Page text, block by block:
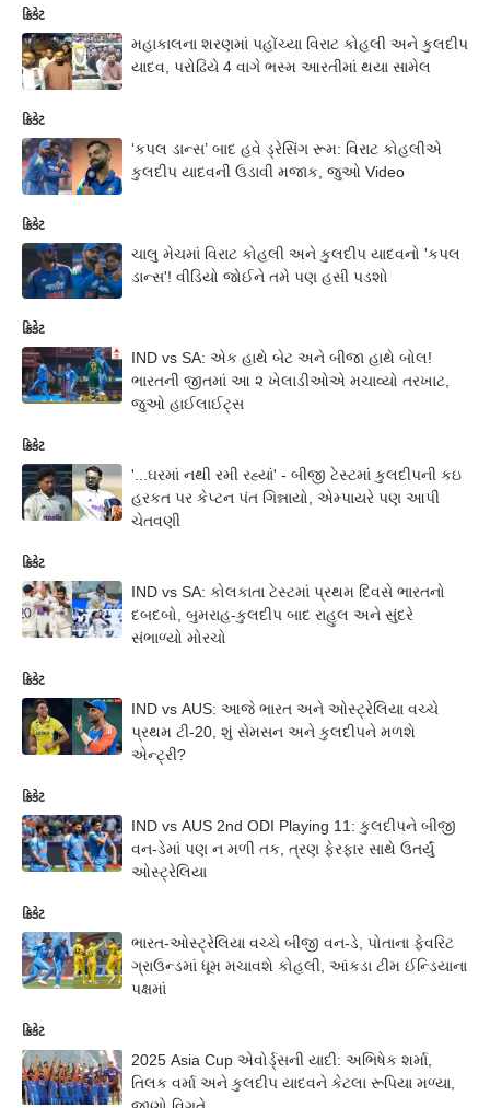
ક્રિકેટ
મહાકાલના શરણમાં પહોંચ્યા વિરાટ કોહલી અને કુલદીપ
યાદવ, પરોઢિયે 4 વાગે ભસ્મ આરતીમાં થયા સામેલ
ક્રિકેટ
‘કપલ ડાન્સ’ બાદ હવે ડ્રેસિંગ રૂમ: વિરાટ કોહલીએ
કુલદીપ યાદવની ઉડાવી મજાક, જુઓ Video
ક્રિકેટ
ચાલુ મેચમાં વિરાટ કોહલી અને કુલદીપ યાદવનો 'કપલ
ડાન્સ'! વીડિયો જોઈને તમે પણ હસી પડશો
ક્રિકેટ
IND vs SA: એક હાથે બેટ અને બીજા હાથે બોલ!
ભારતની જીતમાં આ ૨ ખેલાડીઓએ મચાવ્યો તરખાટ,
જુઓ હાઈલાઈટ્સ
ક્રિકેટ
'...ઘરમાં નથી રમી રહ્યાં' - બીજી ટેસ્ટમાં કુલદીપની કઇ
હરકત પર કેપ્ટન પંત ગિન્નાયો, એમ્પાયરે પણ આપી
ચેતવણી
ક્રિકેટ
IND vs SA: કોલકાતા ટેસ્ટમાં પ્રથમ દિવસે ભારતનો
દબદબો, બુમરાહ-કુલદીપ બાદ રાહુલ અને સુંદરે
સંભાળ્યો મોરચો
ક્રિકેટ
IND vs AUS: આજે ભારત અને ઓસ્ટ્રેલિયા વચ્ચે
પ્રથમ ટી-20, શું સેમસન અને કુલદીપને મળશે
એન્ટ્રી?
ક્રિકેટ
IND vs AUS 2nd ODI Playing 11: કુલદીપને બીજી
વન-ડેમાં પણ ન મળી તક, ત્રણ ફેરફાર સાથે ઉતર્યું
ઓસ્ટ્રેલિયા
ક્રિકેટ
ભારત-ઓસ્ટ્રેલિયા વચ્ચે બીજી વન-ડે, પોતાના ફેવરિટ
ગ્રાઉન્ડમાં ધૂમ મચાવશે કોહલી, આંકડા ટીમ ઈન્ડિયાના
પક્ષમાં
ક્રિકેટ
2025 Asia Cup એવોર્ડ્સની યાદી: અભિષેક શર્મા,
તિલક વર્મા અને કુલદીપ યાદવને કેટલા રૂપિયા મળ્યા,